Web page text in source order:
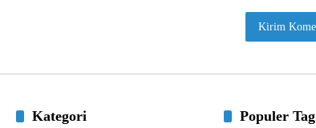
Kategori Populer Tag